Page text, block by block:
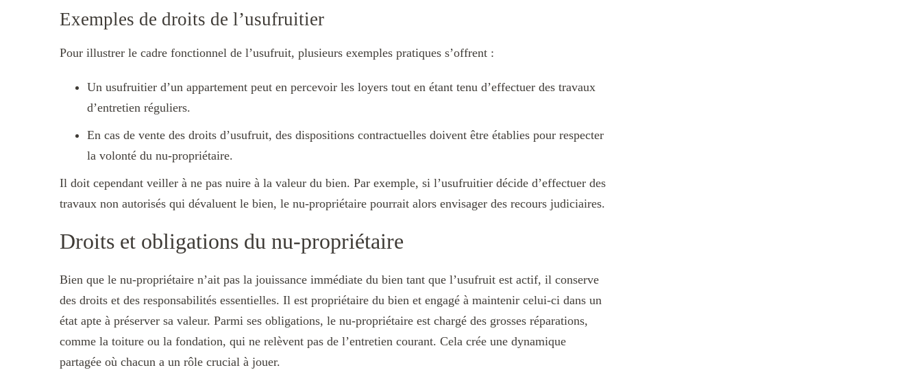
Exemples de droits de l’usufruitier
Pour illustrer le cadre fonctionnel de l’usufruit, plusieurs exemples pratiques s’offrent :
Un usufruitier d’un appartement peut en percevoir les loyers tout en étant tenu d’effectuer des travaux
d’entretien réguliers.
En cas de vente des droits d’usufruit, des dispositions contractuelles doivent être établies pour respecter
la volonté du nu-propriétaire.
Il doit cependant veiller à ne pas nuire à la valeur du bien. Par exemple, si l’usufruitier décide d’effectuer des
travaux non autorisés qui dévaluent le bien, le nu-propriétaire pourrait alors envisager des recours judiciaires.
Droits et obligations du nu-propriétaire
Bien que le nu-propriétaire n’ait pas la jouissance immédiate du bien tant que l’usufruit est actif, il conserve
des droits et des responsabilités essentielles. Il est propriétaire du bien et engagé à maintenir celui-ci dans un
état apte à préserver sa valeur. Parmi ses obligations, le nu-propriétaire est chargé des grosses réparations,
comme la toiture ou la fondation, qui ne relèvent pas de l’entretien courant. Cela crée une dynamique
partagée où chacun a un rôle crucial à jouer.